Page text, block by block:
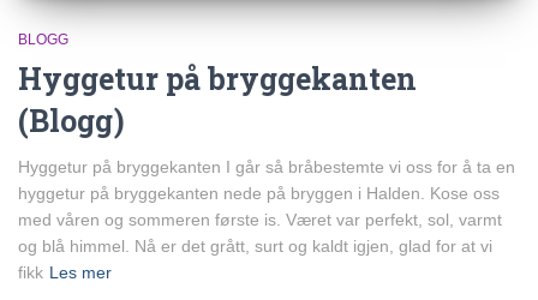
BLOGG
Hyggetur på bryggekanten
(Blogg)
Hyggetur på bryggekanten I går så bråbestemte vi oss for å ta en
hyggetur på bryggekanten nede på bryggen i Halden. Kose oss
med våren og sommeren første is. Været var perfekt, sol, varmt
og blå himmel. Nå er det grått, surt og kaldt igjen, glad for at vi
fikk Les mer